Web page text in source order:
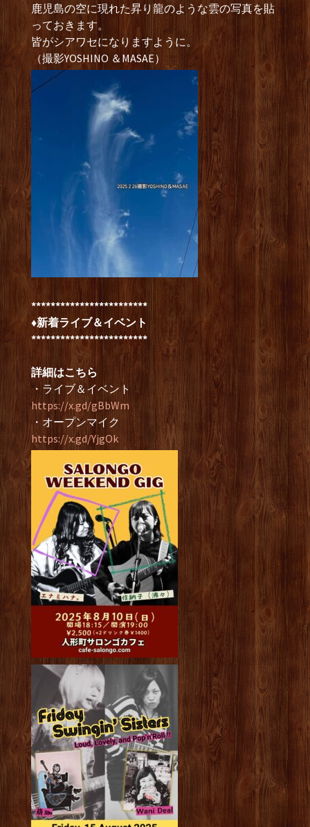
鹿児島の空に現れた昇り龍のような雲の写真を貼
っておきます。
皆がシアワセになりますように。
（撮影YOSHINO ＆MASAE）
************************
♦新着ライブ＆イベント
************************
詳細はこちら
・ライブ＆イベント
https://x.gd/gBbWm
・オープンマイク
https://x.gd/YjgOk